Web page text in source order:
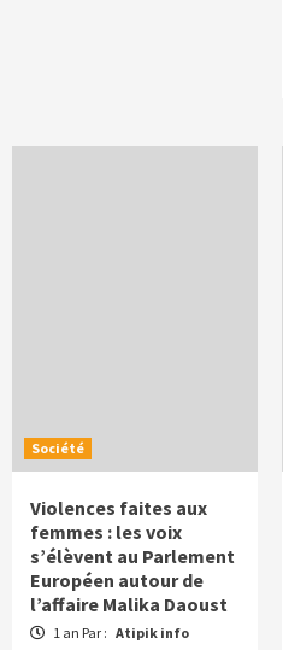
Société
Violences faites aux
femmes : les voix
s’élèvent au Parlement
Européen autour de
l’affaire Malika Daoust
1 an Par : Atipik info